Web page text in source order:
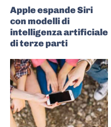
Apple espande Siri
con modelli di
intelligenza artificiale
di terze parti